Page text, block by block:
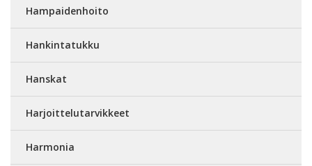
Hampaidenhoito
Hankintatukku
Hanskat
Harjoittelutarvikkeet
Harmonia